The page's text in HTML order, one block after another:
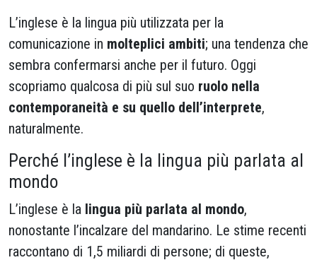
L’inglese è la lingua più utilizzata per la
comunicazione in molteplici ambiti; una tendenza che
sembra confermarsi anche per il futuro. Oggi
scopriamo qualcosa di più sul suo ruolo nella
contemporaneità e su quello dell’interprete,
naturalmente.
Perché l’inglese è la lingua più parlata al
mondo
L’inglese è la lingua più parlata al mondo,
nonostante l’incalzare del mandarino. Le stime recenti
raccontano di 1,5 miliardi di persone; di queste,